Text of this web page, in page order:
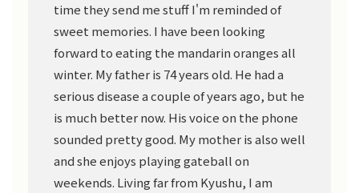
time they send me stuff I'm reminded of
sweet memories. I have been looking
forward to eating the mandarin oranges all
winter. My father is 74 years old. He had a
serious disease a couple of years ago, but he
is much better now. His voice on the phone
sounded pretty good. My mother is also well
and she enjoys playing gateball on
weekends. Living far from Kyushu, I am